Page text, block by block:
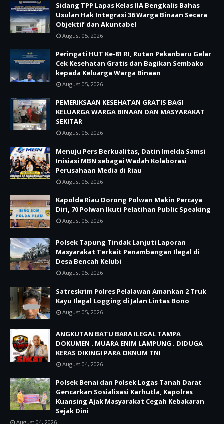
Sidang TPP Lapas Kelas IIA Bengkalis Bahas
Usulan Hak Integrasi 36 Warga Binaan Secara
Objektif dan Akuntabel
August 05, 2026
Peringati HUT Ke-81 RI, Rutan Pekanbaru Gelar
Cek Kesehatan Gratis dan Bagikan Sembako
kepada Keluarga Warga Binaan
August 05, 2026
PEMERIKSAAN KESEHATAN GRATIS BAGI
KELUARGA WARGA BINAAN DAN MASYARAKAT
SEKITAR
August 05, 2026
Menuju Pers Berkualitas, Datin Imelda Samsi
Inisiasi MBN sebagai Wadah Kolaborasi
Perusahaan Media di Riau
August 05, 2026
Kapolda Riau Dorong Polwan Makin Percaya
Diri, 70 Polwan Ikuti Pelatihan Public Speaking
August 05, 2026
Polsek Tapung Tindak Lanjuti Laporan
Masyarakat Terkait Penambangan Ilegal di
Desa Bencah Kelubi
August 05, 2026
Satreskrim Polres Pelalawan Amankan 2 Truk
Kayu Ilegal Logging di Jalan Lintas Bono
August 05, 2026
ANGKUTAN BATU BARA ILEGAL TAMPA
DOKUMEN . MUARA ENIM LAMPUNG . DIDUGA
KERAS DIKINGI PARA OKNUM TNI
August 04, 2026
Polsek Benai dan Polsek Logas Tanah Darat
Gencarkan Sosialisasi Karhutla, Kapolres
Kuansing Ajak Masyarakat Cegah Kebakaran
Sejak Dini
August 04, 2026